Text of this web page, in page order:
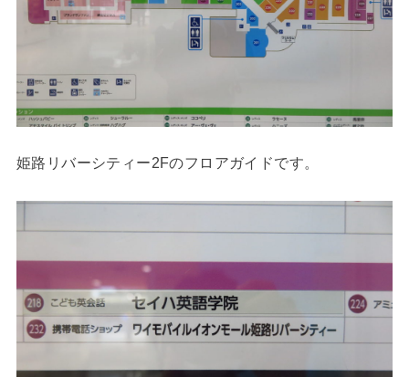
姫路リバーシティー2Fのフロアガイドです。